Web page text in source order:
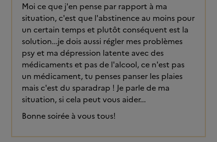
Moi ce que j'en pense par rapport à ma
situation, c'est que l'abstinence au moins pour
un certain temps et plutôt conséquent est la
solution...je dois aussi régler mes problèmes
psy et ma dépression latente avec des
médicaments et pas de l'alcool, ce n'est pas
un médicament, tu penses panser les plaies
mais c'est du sparadrap ! Je parle de ma
situation, si cela peut vous aider...
Bonne soirée à vous tous!